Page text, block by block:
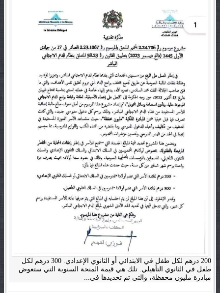
200 درهم لكل طفل في الابتدائي أو الثانوي الإعدادي. 300 درهم لكل
طفل في الثانوي التأهيلي. تلك هي قيمة المنحة السنوية التي ستعوض
مبادرة مليون محفظة، والتي تم تحديدها في...